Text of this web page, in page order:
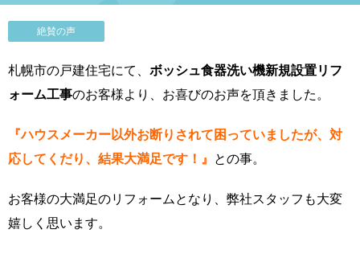
タ
絶賛の声
札幌市の戸建住宅にて、 ボッシュ食器洗い機新規設置リフ
ォーム工事のお客様より、お喜びのお声を頂きました。
『ハウスメーカー以外お断りされて困っていましたが、対
応してくだり、結果大満足です！』 との事。
お客様の大満足のリフォームとなり、弊社スタッフも大変
嬉しく思います。